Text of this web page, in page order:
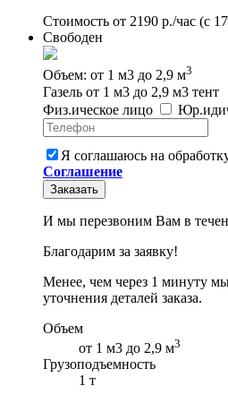
Стоимость от 2190 р./час (с
Свободен
Объем: от 1 м3 до 2,9 м3
Газель от 1 м3 до 2,9 м3 тент
Физ.ическое лицо Юр.
Я соглашаюсь на
Соглашение
Заказать
И мы перезвоним Вам в
Благодарим за заявку!
Менее, чем через 1 минуту
уточнения деталей заказа.
Объем
от 1 м3 до 2,9 м3
Грузоподъемность
1 т